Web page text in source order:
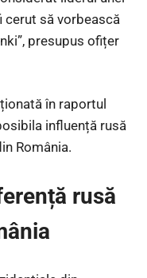
să vorbească
presupus ofițer
în raportul
influență rusă
România.
rusă